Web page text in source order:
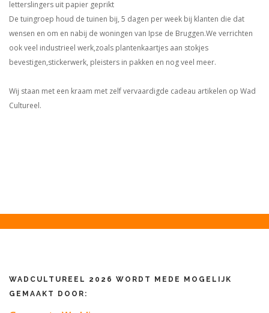
letterslingers uit papier geprikt
De tuingroep houd de tuinen bij, 5 dagen per week bij klanten die dat
wensen en om en nabij de woningen van Ipse de Bruggen.We verrichten
ook veel industrieel werk,zoals plantenkaartjes aan stokjes
bevestigen,stickerwerk, pleisters in pakken en nog veel meer.
Wij staan met een kraam met zelf vervaardigde cadeau artikelen op Wad
Cultureel.
WADCULTUREEL 2026 WORDT MEDE MOGELIJK
GEMAAKT DOOR: